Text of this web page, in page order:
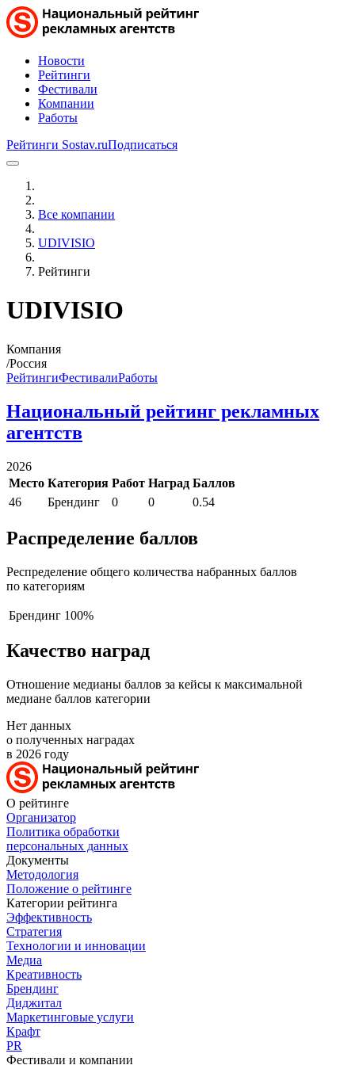
Новости
Рейтинги
Фестивали
Компании
Работы
Рейтинги Sostav.ruПодписаться
Все компании
UDIVISIO
Рейтинги
UDIVISIO
Компания
/Россия
РейтингиФестивалиРаботы
Национальный рейтинг рекламных
агентств
2026
Место Категория Работ Наград Баллов
46
Брендинг 0 0 0.54
Распределение баллов
Респределение общего количества набранных баллов
по категориям
Брендинг 100%
Качество наград
Отношение медианы баллов за кейсы к максимальной
медиане баллов категории
Нет данных
о полученных наградах
в 2026 году
О рейтинге
Организатор
Политика обработки
персональных данных
Документы
Методология
Положение о рейтинге
Категории рейтинга
Эффективность
Стратегия
Технологии и инновации
Медиа
Креативность
Брендинг
Диджитал
Маркетинговые услуги
Крафт
PR
Фестивали и компании